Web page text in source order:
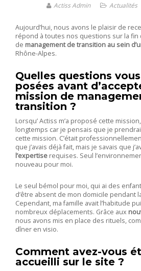
Actiss Admin Actualités
Aujourd’hui, nous avons le plaisir de
répond à toutes nos questions sur la fin
de management de transition au sein
Rhône-Alpes.
Quelles questions
posées avant
mission de
transition ?
Lorsqu’ Actiss m’a proposé cette
longtemps car je pensais que je
cette mission. C’était
que j’avais déjà fait, mais je savais que
l’expertise requises. Seul
nouveau pour moi.
Le seul bémol pour moi, qui ai des
d’être absent de mon domicile pendant
Cependant, ma famille avait l’habitude
nombreux déplacements. Grâce aux
nous avons mis en place des rituels,
dîner en visio.
Comment avez-vous
accueilli sur le site ?